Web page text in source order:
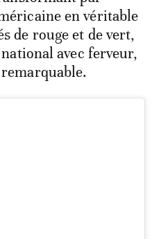
en véritable
de rouge et de vert,
avec ferveur,